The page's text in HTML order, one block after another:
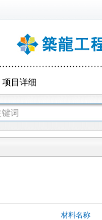
项目详细
材料名称